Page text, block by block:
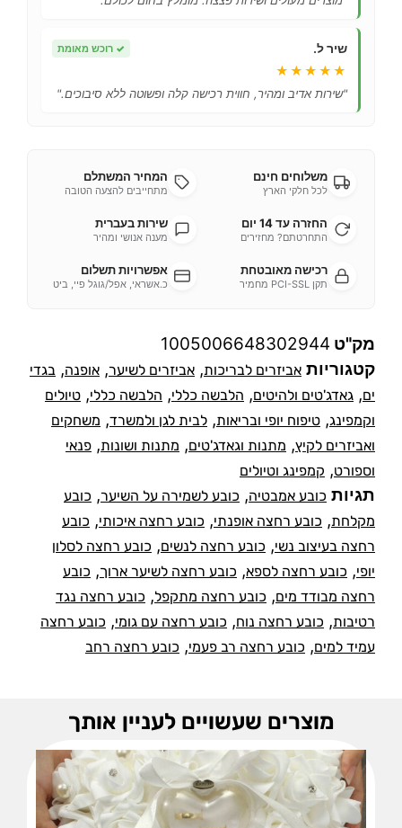
שיר ל. ✓ רוכש מאומת
★★★★★
"שירות אדיב ומהיר, חווית רכישה קלה ופשוטה ללא סיבוכים."
משלוחים חינם
לכל חלקי הארץ
המחיר המשתלם
מתחייבים להצעה הטובה
החזרה עד 14 יום
התחרטתם? מחזירים
שירות בעברית
מענה אנושי ומהיר
רכישה מאובטחת
תקן PCI-SSL מחמיר
אפשרויות תשלום
כ.אשראי, אפל/גוגל פיי, ביט
מק"ט 1005006648302944
קטגוריות אביזרים לבריכות, אביזרים לשיער, אופנה, בגדי
ים, גאדג'טים ולהיטים, הלבשה כללי, הלבשה כללי, טיולים
וקמפינג, טיפוח יופי ובריאות, לבית לגן ולמשרד, משחקים
ואביזרים לקיץ, מתנות וגאדג'טים, מתנות ושונות, פנאי
וספורט, קמפינג וטיולים
תגיות כובע אמבטיה, כובע לשמירה על השיער, כובע
מקלחת, כובע רחצה אופנתי, כובע רחצה איכותי, כובע
רחצה בעיצוב נשי, כובע רחצה לנשים, כובע רחצה לסלון
יופי, כובע רחצה לספא, כובע רחצה לשיער ארוך, כובע
רחצה מבודד מים, כובע רחצה מתקפל, כובע רחצה נגד
רטיבות, כובע רחצה נוח, כובע רחצה עם גומי, כובע רחצה
עמיד למים, כובע רחצה רב פעמי, כובע רחצה רחב
מוצרים שעשויים לעניין אותך